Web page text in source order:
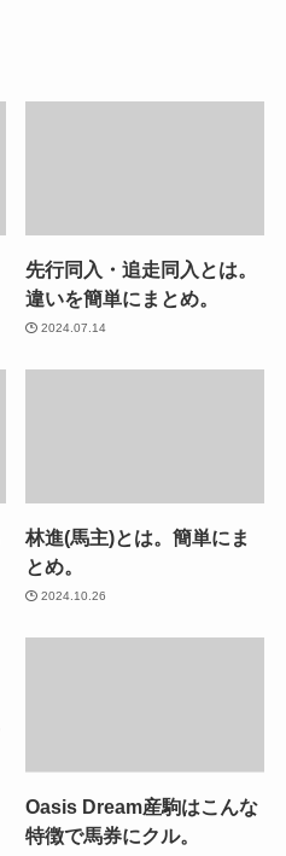
先行同入・追走同入とは。
違いを簡単にまとめ。
2024.07.14
林進(馬主)とは。簡単にま
とめ。
2024.10.26
Oasis Dream産駒はこんな
特徴で馬券にクル。